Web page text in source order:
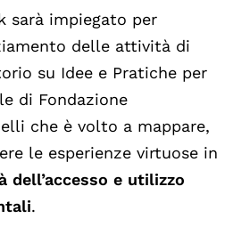
sarà impiegato per
delle attività di
su Idee e Pratiche per
di Fondazione
che è volto a mappare,
le esperienze virtuose in
dell’accesso e utilizzo
.